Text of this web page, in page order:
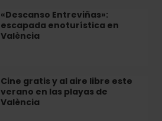
«Descanso Entreviñas»:
escapada enoturística en
València
Cine gratis y al aire libre este
verano en las playas de
València